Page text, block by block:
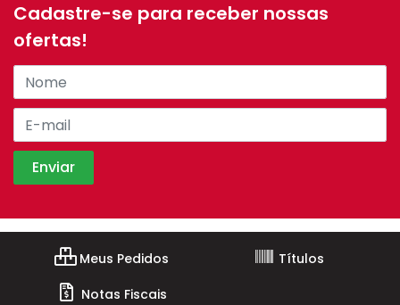
Cadastre-se para receber nossas
ofertas!
Meus Pedidos
Títulos
Notas Fiscais